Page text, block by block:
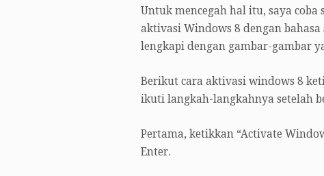
Untuk mencegah hal itu, saya
aktivasi Windows 8 dengan
lengkapi dengan gambar-gambar
Berikut cara aktivasi windows 8
ikuti langkah-langkahnya setelah
Pertama, ketikkan “Activate
Enter.